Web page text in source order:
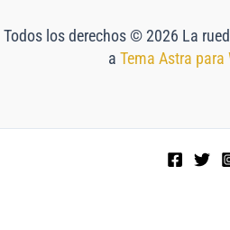
Todos los derechos © 2026 La
a Tema Astra para